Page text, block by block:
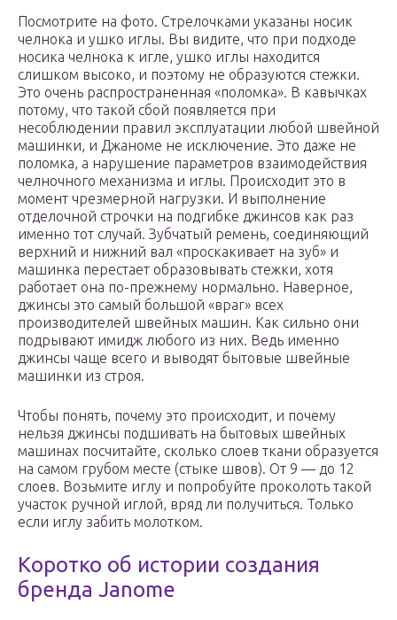
Посмотрите на фото. Стрелочками указаны носик
челнока и ушко иглы. Вы видите, что при подходе
носика челнока к игле, ушко иглы находится
слишком высоко, и поэтому не образуются стежки.
Это очень распространенная «поломка». В кавычках
потому, что такой сбой появляется при
несоблюдении правил эксплуатации любой швейной
машинки, и Джаноме не исключение. Это даже не
поломка, а нарушение параметров взаимодействия
челночного механизма и иглы. Происходит это в
момент чрезмерной нагрузки. И выполнение
отделочной строчки на подгибке джинсов как раз
именно тот случай. Зубчатый ремень, соединяющий
верхний и нижний вал «проскакивает на зуб» и
машинка перестает образовывать стежки, хотя
работает она по-прежнему нормально. Наверное,
джинсы это самый большой «враг» всех
производителей швейных машин. Как сильно они
подрывают имидж любого из них. Ведь именно
джинсы чаще всего и выводят бытовые швейные
машинки из строя.
Чтобы понять, почему это происходит, и почему
нельзя джинсы подшивать на бытовых швейных
машинах посчитайте, сколько слоев ткани образуется
на самом грубом месте (стыке швов). От 9 — до 12
слоев. Возьмите иглу и попробуйте проколоть такой
участок ручной иглой, вряд ли получиться. Только
если иглу забить молотком.
Коротко об истории создания
бренда Janome